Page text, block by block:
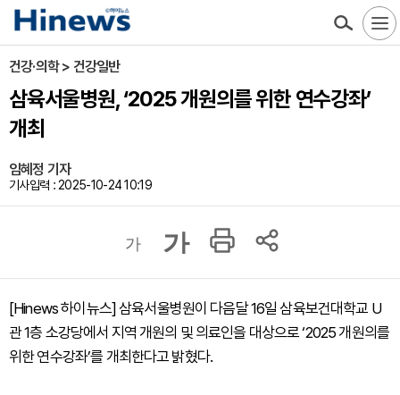
건강·의학 > 건강일반
삼육서울병원, ‘2025 개원의를 위한 연수강좌’
개최
임혜정 기자
기사입력 : 2025-10-24 10:19
가 가
[Hinews 하이뉴스] 삼육서울병원이 다음달 16일 삼육보건대학교 U
관 1층 소강당에서 지역 개원의 및 의료인을 대상으로 ‘2025 개원의를
위한 연수강좌’를 개최한다고 밝혔다.